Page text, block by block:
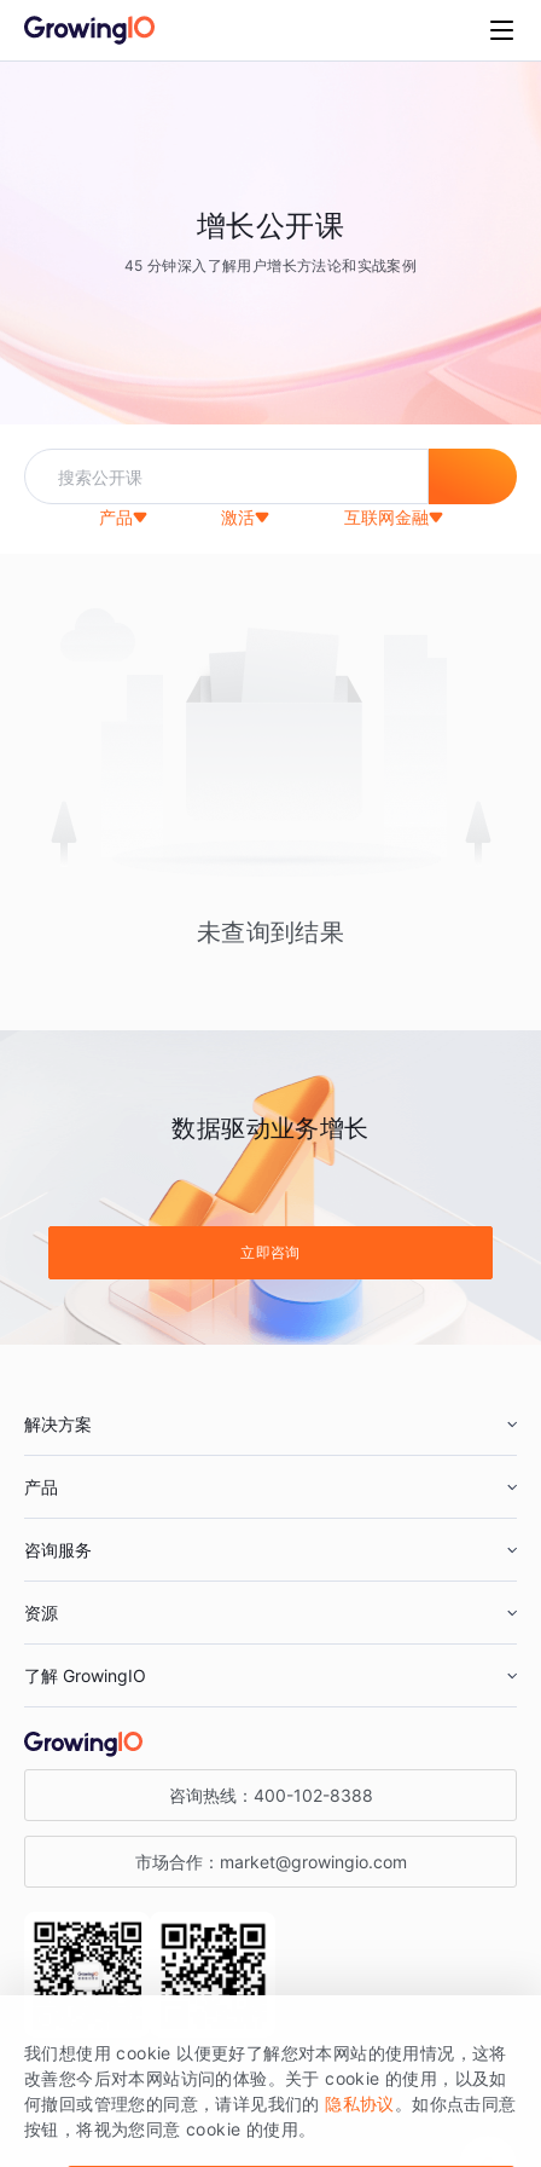
增长公开课
45 分钟深入了解用户增长方法论和实战案例
产品 激活 互联网金融
未查询到结果
数据驱动业务增长
立即咨询
解决方案
鞋服行业
汽车行业
金融行业
产品
智能运营
获客分析
咨询服务
资源
增长公开课
增长博客
开发者文档
SDK 文档
场景指南
了解 GrowingIO
关于 GrowingIO
增长大会
行业活动
咨询热线： 400-102-8388
市场合作： market@growingio.com
关注公众号 获取更多干货
GrowingIO 是专注于数据智能分析与增长的品牌，核心平台为 GrowingIO
分析云。
我们想使用 cookie 以便更好了解您对本网站的使用情况，这将
改善您今后对本网站访问的体验。关于 cookie 的使用，以及如
何撤回或管理您的同意，请详见我们的 隐私协议 。如你点击同意
按钮，将视为您同意 cookie 的使用。